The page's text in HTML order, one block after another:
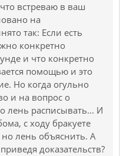
встреваю в ваш
на
так: Если есть
конкретно
и что конкретно
помощью и это
Но когда огульно
и на вопрос о
лень расписывать... И
с ходу бракуете
но лень объяснить. А
доказательств?